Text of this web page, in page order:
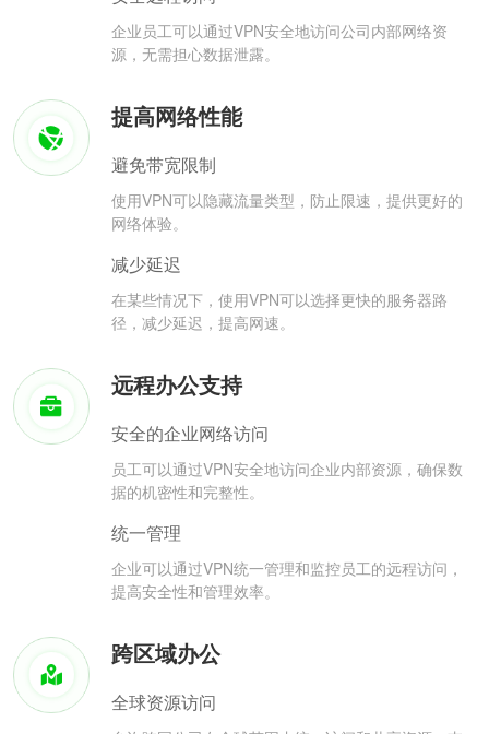
企业员工可以通过VPN安全地访问公司内部网络资
源，无需担心数据泄露。
提高网络性能
避免带宽限制
使用VPN可以隐藏流量类型，防止限速，提供更好的
网络体验。
减少延迟
在某些情况下，使用VPN可以选择更快的服务器路
径，减少延迟，提高网速。
远程办公支持
安全的企业网络访问
员工可以通过VPN安全地访问企业内部资源，确保数
据的机密性和完整性。
统一管理
企业可以通过VPN统一管理和监控员工的远程访问，
提高安全性和管理效率。
跨区域办公
全球资源访问